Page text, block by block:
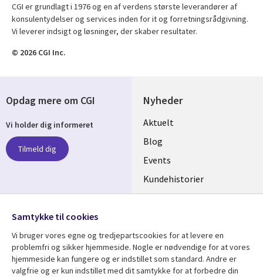
CGI er grundlagt i 1976 og en af verdens største leverandører af
konsulentydelser og services inden for it og forretningsrådgivning.
Vi leverer indsigt og løsninger, der skaber resultater.
© 2026 CGI Inc.
Nyheder
Useful
links
DENMARK
Aktuelt
Blog
Events
Kundehistorier
Videoer
Opdag mere om CGI
Vi holder dig informeret
Tilmeld dig
Media
DENMARK
Samtykke til cookies
Vi bruger vores egne og tredjepartscookies for at levere en
problemfri og sikker hjemmeside. Nogle er nødvendige for at vores
hjemmeside kan fungere og er indstillet som standard. Andre er
valgfrie og er kun indstillet med dit samtykke for at forbedre din